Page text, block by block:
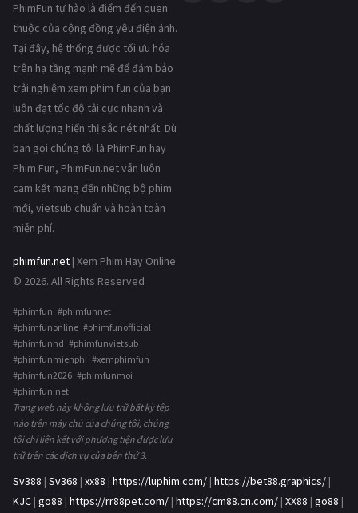
PhimFun tự hào là điểm đến quen
thuộc của cộng đồng yêu điện ảnh.
Tại đây, hệ thống được tối ưu hóa
trên hạ tầng mạnh mẽ để đảm bảo
trải nghiệm xem phim fun của bạn
luôn đạt tốc độ tải cực nhanh và
chất lượng hiển thị sắc nét nhất. Dù
bạn gọi chúng tôi là PhimFun hay
Phim Fun, PhimFun.net vẫn luôn
cam kết mang đến những bộ phim
mới, vietsub chuẩn và hoàn toàn
miễn phí.
phimfun.net | Xem Phim Hay Online
© 2026. All Rights Reserved
#phimfun #phimfunnet
#phimfunonline #phimfunofficial
#phimfunhd #phimfunvietsub
#phimfunmienphi #xemphimfun
#phimfun2026 #phimfunmoi
#phimfun.net
Trang web này không lưu trữ bất kỳ tệp
nào trên máy chủ của chúng tôi, chúng
tôi chỉ liên kết với phương tiện được lưu
trữ trên các dịch vụ của bên thứ 3.
Sv388 | Sv368 | xx88 | https://luphim.com/ | https://bet88.graphics/ |
KJC | go88 | https://rr88pet.com/ | https://cm88.cn.com/ | XX88 | go88 |